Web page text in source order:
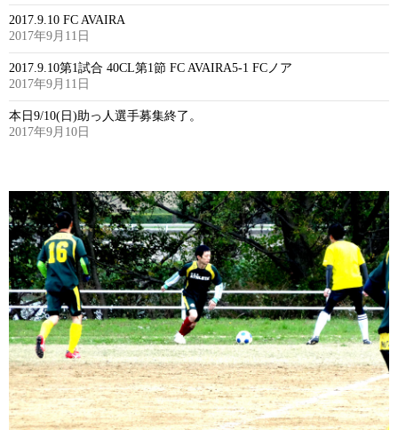
2017.9.10 FC AVAIRA
2017年9月11日
2017.9.10第1試合 40CL第1節 FC AVAIRA5-1 FCノア
2017年9月11日
本日9/10(日)助っ人選手募集終了。
2017年9月10日